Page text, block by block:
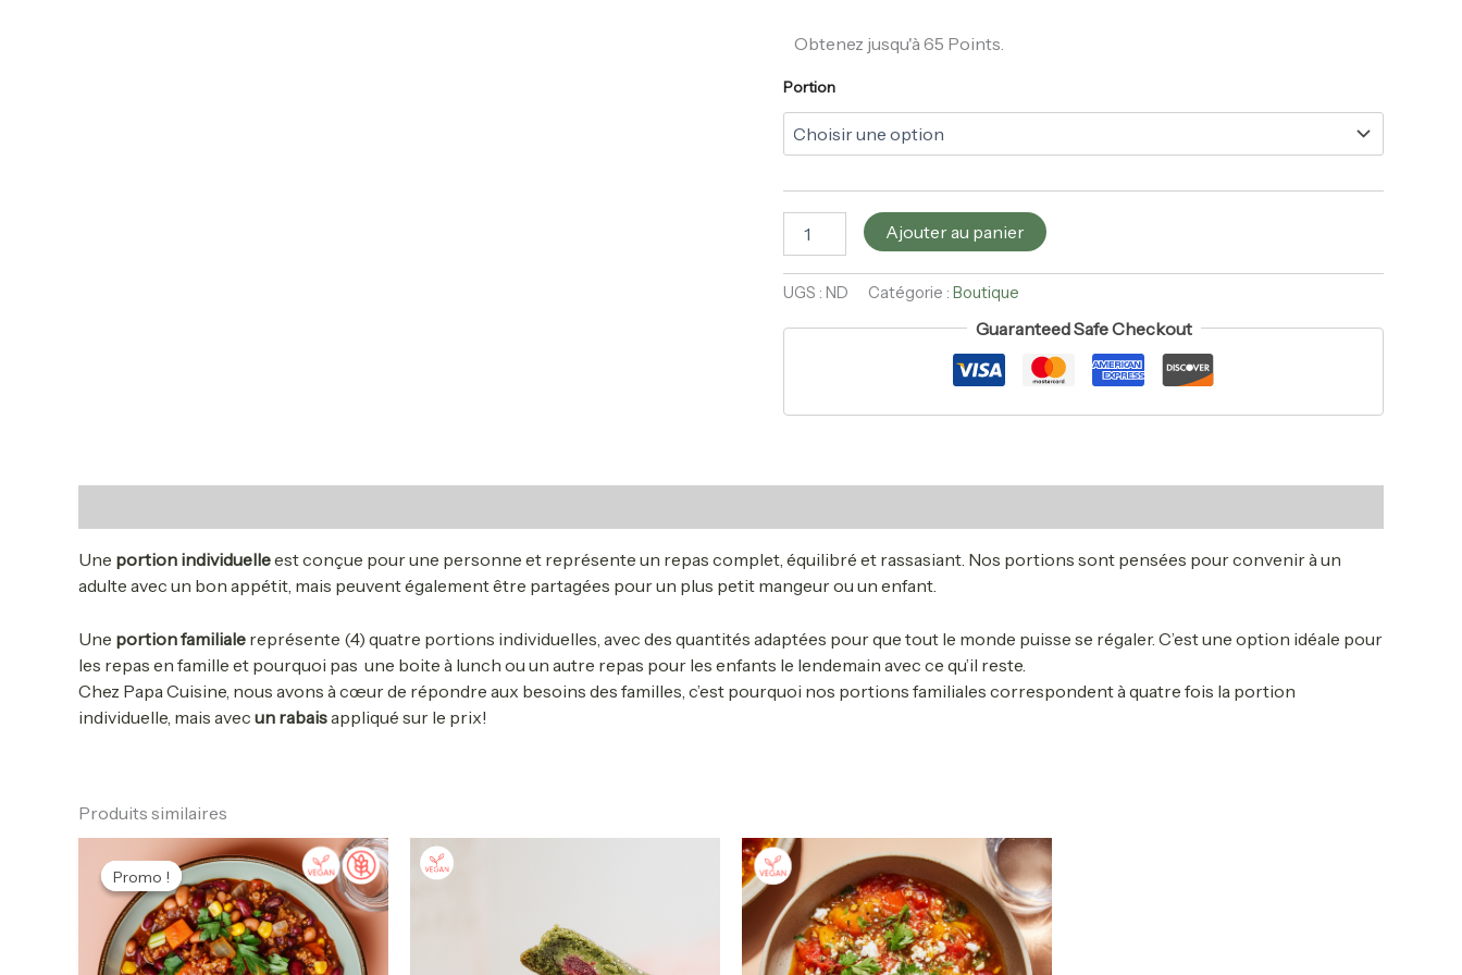
Obtenez jusqu'à 65 Points.
Portion
Ajouter au panier
UGS : ND Catégorie : Boutique
Guaranteed Safe Checkout
Une portion individuelleest conçue pour une personne et représente un repas complet, équilibré et rassasiant. Nos portions sont pensées pour convenir à un
adulte avec un bon appétit, mais peuvent également être partagées pour un plus petit mangeur ou un enfant.
Une portion familiale représente (4) quatre portions individuelles, avec des quantités adaptées pour que tout le monde puisse se régaler. C’est une option idéale pour
les repas en famille et pourquoi pas une boite à lunch ou un autre repas pour les enfants le lendemain avec ce qu’il reste.
Chez Papa Cuisine, nous avons à cœur de répondre aux besoins des familles, c’est pourquoi nos portions familiales correspondent à quatre fois la portion
individuelle, mais avec un rabaisappliqué sur le prix!
Produits similaires
Promo !
Promo !
Plage
de
prix :
12.90$
à
46.90$
Ce
produit
a
plusieurs
variations.
40.60$
variations.
de
prix :
13.90$
à
51.90$
produit
a
plusieurs
variations.